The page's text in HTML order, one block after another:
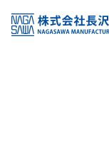
KSS加盟店・取扱店
店舗一覧